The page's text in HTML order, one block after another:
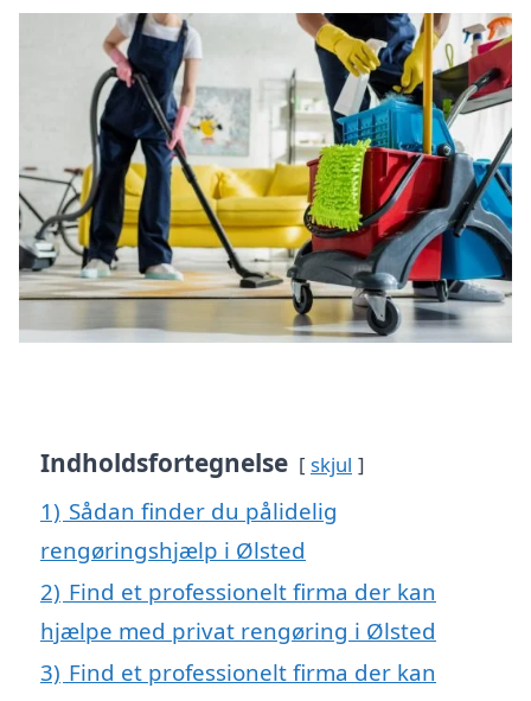
Indholdsfortegnelse skjul
1) Sådan finder du pålidelig
rengøringshjælp i Ølsted
2) Find et professionelt firma der kan
hjælpe med privat rengøring i Ølsted
3) Find et professionelt firma der kan